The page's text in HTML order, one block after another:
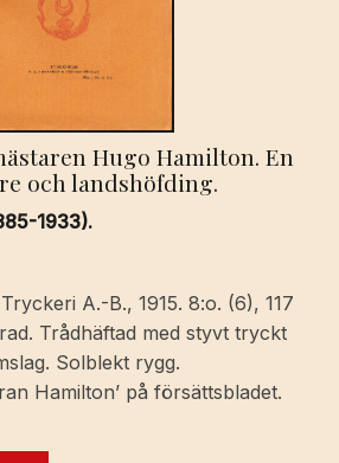
Hugo Hamilton. En
och landshöfding.
1933).
A.-B., 1915. 8:o. (6), 117
Trådhäftad med styvt tryckt
Solblekt rygg.
Hamilton’ på försättsbladet.